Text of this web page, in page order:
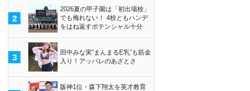
2
2026夏の甲子園は「初出場校」
でも侮れない！ 4校ともハンデ
をはね返すポテンシャル十分
3
田中みな実“まんまるE乳”も筋金
入り！アッパレのあざとさ
阪神1位・森下翔太を英才教育